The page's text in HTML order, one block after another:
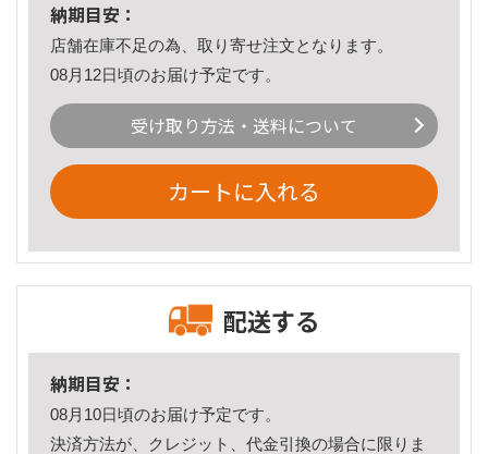
納期目安：
店舗在庫不足の為、取り寄せ注文となります。
08月12日頃のお届け予定です。
受け取り方法・送料について
カートに入れる
配送する
納期目安：
08月10日頃のお届け予定です。
決済方法が、クレジット、代金引換の場合に限りま